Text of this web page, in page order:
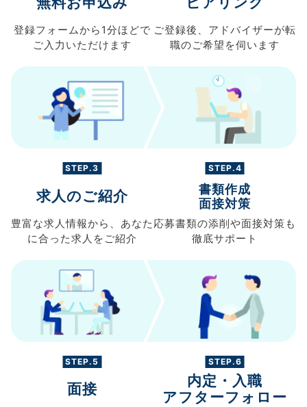
登録フォームから 1分ほどで
ご入力 いただけます
ご登録後、 アドバイザーが転
職のご希望を伺います
STEP.3
求人のご紹介
豊富な求人情報から、 あなた
に合った求人を ご紹介
STEP.4
書類作成
面接対策
応募書類の添削や面接対策も
徹底サポート
STEP.5
面接
STEP.6
内定・入職
アフターフォロー